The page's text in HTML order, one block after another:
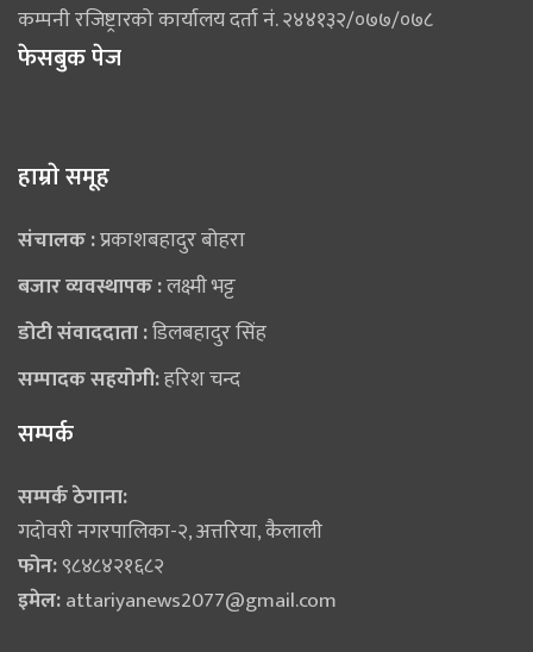
कम्पनी रजिष्ट्रारको कार्यालय दर्ता नं. २४४१३२/०७७/०७८
फेसबुक पेज
हाम्राे समूह
संचालक :प्रकाशबहादुर बोहरा
बजार व्यवस्थापक :लक्ष्मी भट्ट
डोटी संवाददाता :डिलबहादुर सिंह
सम्पादक सहयोगी:हरिश चन्द
सम्पर्क
सम्पर्क ठेगाना:
गदोवरी नगरपालिका-२, अत्तरिया, कैलाली
फोन:९८४८४२१६८२
इमेल:attariyanews2077@gmail.com